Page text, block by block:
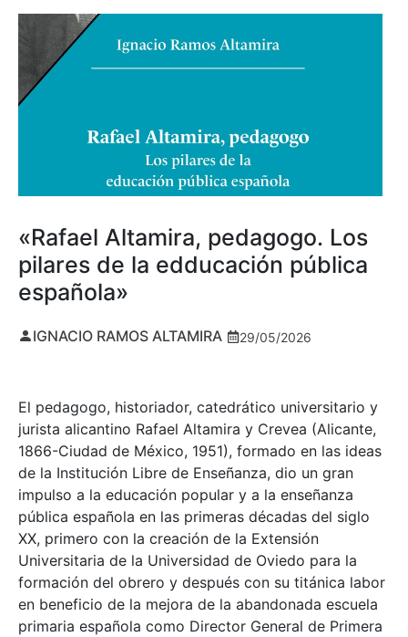
«Rafael Altamira, pedagogo. Los
pilares de la edducación pública
española»
IGNACIO RAMOS ALTAMIRA 29/05/2026
El pedagogo, historiador, catedrático universitario y
jurista alicantino Rafael Altamira y Crevea (Alicante,
1866-Ciudad de México, 1951), formado en las ideas
de la Institución Libre de Enseñanza, dio un gran
impulso a la educación popular y a la enseñanza
pública española en las primeras décadas del siglo
XX, primero con la creación de la Extensión
Universitaria de la Universidad de Oviedo para la
formación del obrero y después con su titánica labor
en beneficio de la mejora de la abandonada escuela
primaria española como Director General de Primera